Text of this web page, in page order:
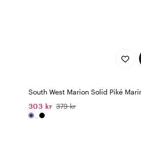
South West Marion Solid Piké
303 kr 379 kr